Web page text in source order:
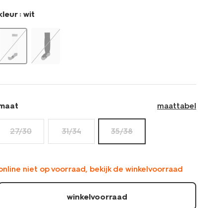
: wit
maattabel
27/30 31/34 35/38
niet op voorraad, bekijk de winkelvoorraad
winkelvoorraad